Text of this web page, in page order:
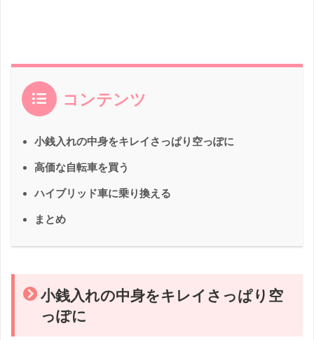
コンテンツ
小銭入れの中身をキレイさっぱり空っぽに
高価な自転車を買う
ハイブリッド車に乗り換える
まとめ
小銭入れの中身をキレイさっぱり空
っぽに